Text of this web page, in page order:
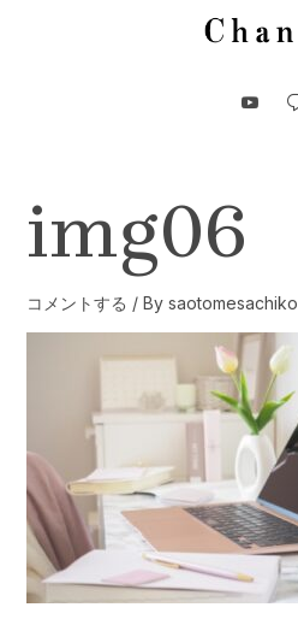
img06
コメントする / By saotomesachiko